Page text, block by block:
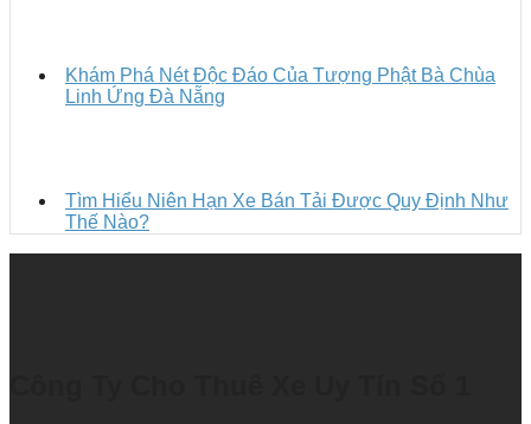
Khám Phá Nét Độc Đáo Của Tượng Phật Bà Chùa
Linh Ứng Đà Nẵng
Tìm Hiểu Niên Hạn Xe Bán Tải Được Quy Định Như
Thế Nào?